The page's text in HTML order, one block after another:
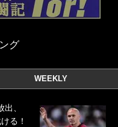
グ
WEEKLY
、
る！